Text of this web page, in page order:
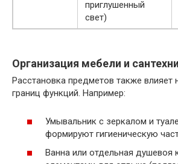
приглушенный
свет)
Организация мебели и
Расстановка предметов также влияет
границ функций. Например:
Умывальник с зеркалом и
формируют гигиеническую
Ванна или отдельная душевоя